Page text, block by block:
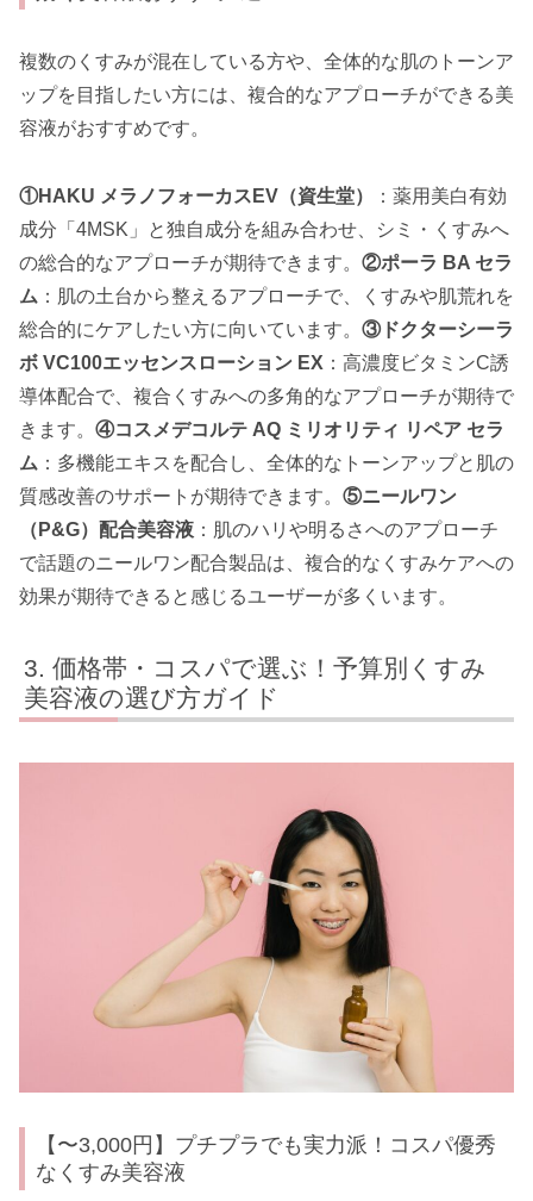
複数のくすみが混在している方や、全体的な肌のトーンア
ップを目指したい方には、複合的なアプローチができる美
容液がおすすめです。
①HAKU メラノフォーカスEV（資生堂）
：薬用美白有効
成分「4MSK」と独自成分を組み合わせ、シミ・くすみへ
の総合的なアプローチが期待できます。 ②ポーラ BA セラ
ム ：肌の土台から整えるアプローチで、くすみや肌荒れを
総合的にケアしたい方に向いています。 ③ドクターシーラ
ボ VC100エッセンスローション EX ：高濃度ビタミンC誘
導体配合で、複合くすみへの多角的なアプローチが期待で
きます。 ④コスメデコルテ AQ ミリオリティ リペア セラ
ム ：多機能エキスを配合し、全体的なトーンアップと肌の
質感改善のサポートが期待できます。 ⑤ニールワン
（P&G）配合美容液 ：肌のハリや明るさへのアプローチ
で話題のニールワン配合製品は、複合的なくすみケアへの
効果が期待できると感じるユーザーが多くいます。
価格帯・コスパで選ぶ！予算別くすみ
美容液の選び方ガイド
【〜3,000円】プチプラでも実力派！コスパ優秀
なくすみ美容液